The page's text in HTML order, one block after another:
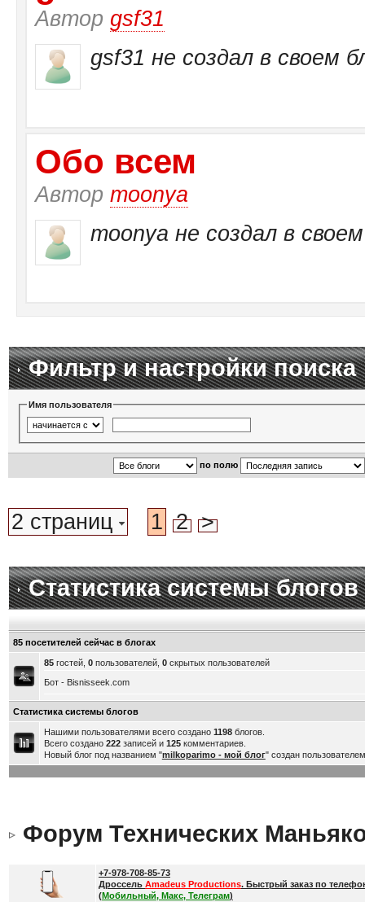
Автор gsf31
gsf31 не создал в своем
Обо всем
Автор moonya
moonya не создал в
Фильтр и настройки поиска
Имя пользователя
по полю
2 страниц 1 2 >
Статистика системы блогов
85 посетителей сейчас в блогах
85гостей, 0пользователей, 0скрытых пользователей
Бот - Bisnisseek.com
Статистика системы блогов
Нашими пользователями всего создано 1198блогов.
Всего создано 222записей и 125комментариев.
Новый блог под названием "milkoparimo - мой блог" создан
Форум Технических
+7-978-708-85-73
Дроссель Amadeus Productions. Быстрый заказ по
(Мобильный, Макс, Телеграм)